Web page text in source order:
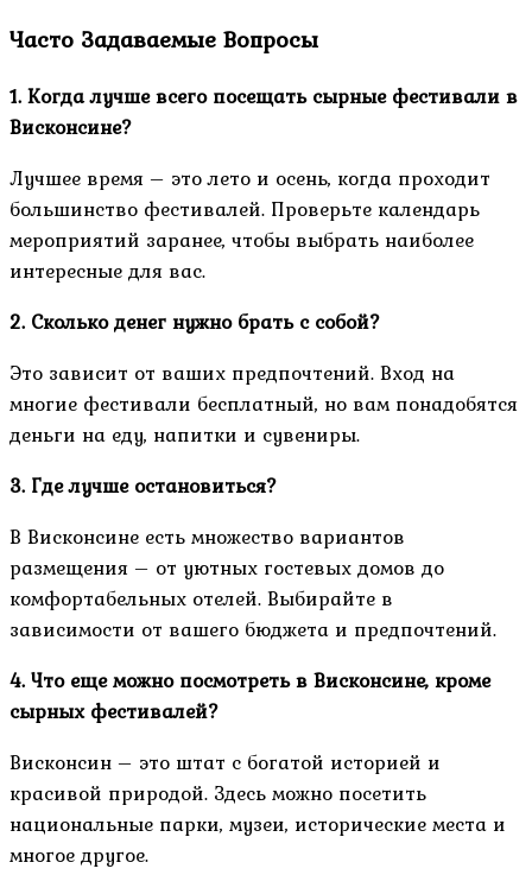
Часто Задаваемые Вопросы
1. Когда лучше всего посещать сырные фестивали в
Висконсине?
Лучшее время – это лето и осень, когда проходит
большинство фестивалей. Проверьте календарь
мероприятий заранее, чтобы выбрать наиболее
интересные для вас.
2. Сколько денег нужно брать с собой?
Это зависит от ваших предпочтений. Вход на
многие фестивали бесплатный, но вам понадобятся
деньги на еду, напитки и сувениры.
3. Где лучше остановиться?
В Висконсине есть множество вариантов
размещения – от уютных гостевых домов до
комфортабельных отелей. Выбирайте в
зависимости от вашего бюджета и предпочтений.
4. Что еще можно посмотреть в Висконсине, кроме
сырных фестивалей?
Висконсин – это штат с богатой историей и
красивой природой. Здесь можно посетить
национальные парки, музеи, исторические места и
многое другое.